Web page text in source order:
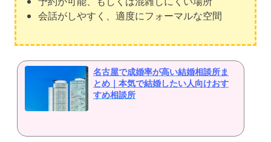
会話がしやすく、適度にフォーマルな空間
名古屋で成婚率が高い結婚相談所ま
とめ｜本気で結婚したい人向けおす
すめ相談所